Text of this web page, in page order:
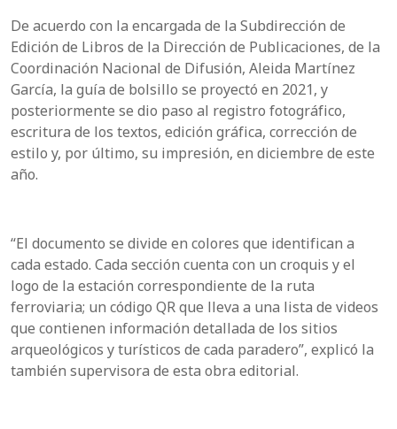
De acuerdo con la encargada de la Subdirección de
Edición de Libros de la Dirección de Publicaciones, de la
Coordinación Nacional de Difusión, Aleida Martínez
García, la guía de bolsillo se proyectó en 2021, y
posteriormente se dio paso al registro fotográfico,
escritura de los textos, edición gráfica, corrección de
estilo y, por último, su impresión, en diciembre de este
año.
“El documento se divide en colores que identifican a
cada estado. Cada sección cuenta con un croquis y el
logo de la estación correspondiente de la ruta
ferroviaria; un código QR que lleva a una lista de videos
que contienen información detallada de los sitios
arqueológicos y turísticos de cada paradero”, explicó la
también supervisora de esta obra editorial.